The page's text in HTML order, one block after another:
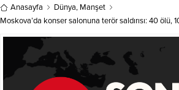
Anasayfa Dünya, Manşet
Moskova’da konser salonuna terör saldırısı: 40 ölü,